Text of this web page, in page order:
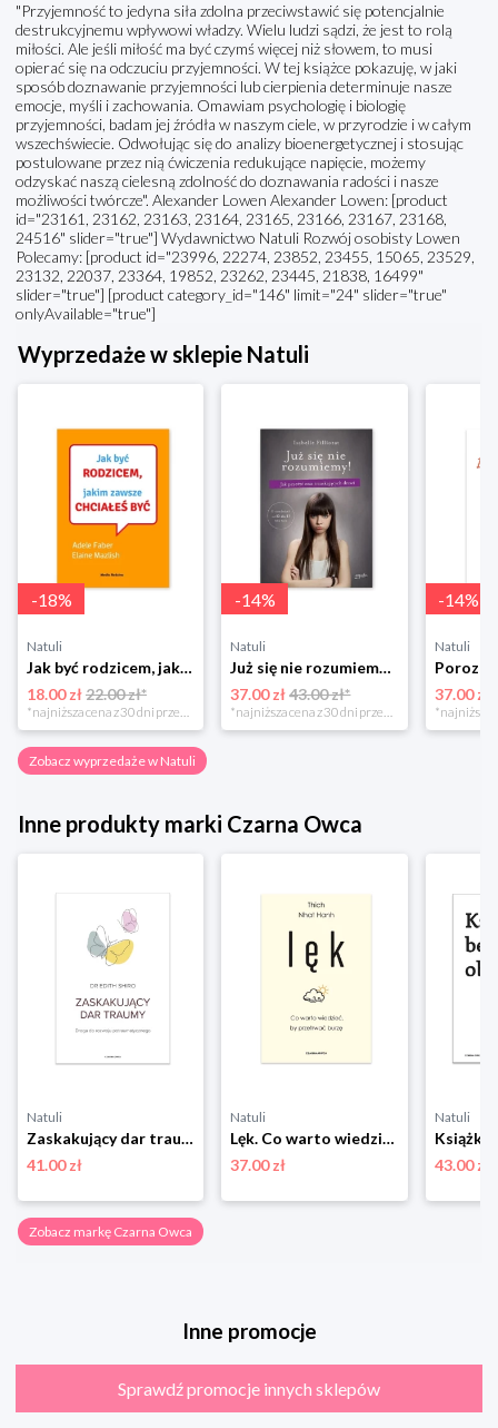
"Przyjemność to jedyna siła zdolna przeciwstawić się potencjalnie
destrukcyjnemu wpływowi władzy. Wielu ludzi sądzi, że jest to rolą
miłości. Ale jeśli miłość ma być czymś więcej niż słowem, to musi
opierać się na odczuciu przyjemności. W tej książce pokazuję, w jaki
sposób doznawanie przyjemności lub cierpienia determinuje nasze
emocje, myśli i zachowania. Omawiam psychologię i biologię
przyjemności, badam jej źródła w naszym ciele, w przyrodzie i w całym
wszechświecie. Odwołując się do analizy bioenergetycznej i stosując
postulowane przez nią ćwiczenia redukujące napięcie, możemy
odzyskać naszą cielesną zdolność do doznawania radości i nasze
możliwości twórcze". Alexander Lowen Alexander Lowen: [product
id="23161, 23162, 23163, 23164, 23165, 23166, 23167, 23168,
24516" slider="true"] Wydawnictwo Natuli Rozwój osobisty Lowen
Polecamy: [product id="23996, 22274, 23852, 23455, 15065, 23529,
23132, 22037, 23364, 19852, 23262, 23445, 21838, 16499"
slider="true"] [product category_id="146" limit="24" slider="true"
onlyAvailable="true"]
Wyprzedaże w sklepie Natuli
-18%
Natuli
Jak być rodzicem, jakim zawsze chciałeś być Media rodzina
18.00 zł22.00 zł*
*najniższa cena z 30 dni przed obniżką
-14%
Natuli
Już się nie rozumiemy! Jak przeżyć czas trzaskających drzwi Esprit
37.00 zł 43.00 zł*
*najniższa cena z 30 dni przed obniżką
-14%
Natuli
37.00 zł
Zobacz wyprzedaże w Natuli
Inne produkty marki Czarna Owca
Natuli
Zaskakujący dar traumy. Droga do rozwoju potraumatycznego Czarna owca
41.00 zł
Natuli
Lęk. Co warto wiedzieć, by przetrwać burzę Czarna owca
37.00 zł
Natuli
43.00 zł
Zobacz markę Czarna Owca
Inne promocje
Sprawdź promocje innych sklepów